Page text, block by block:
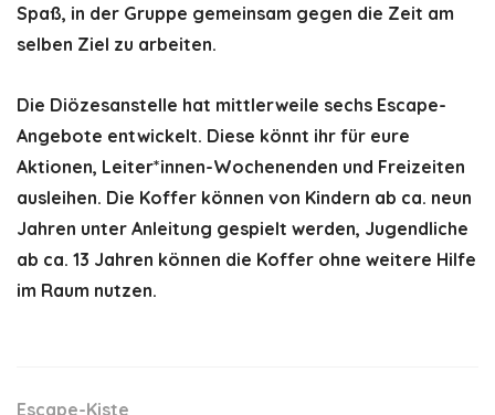
Spaß, in der Gruppe gemeinsam gegen die Zeit am
selben Ziel zu arbeiten.
Die Diözesanstelle hat mittlerweile sechs Escape-
Angebote entwickelt. Diese könnt ihr für eure
Aktionen, Leiter*innen-Wochenenden und Freizeiten
ausleihen. Die Koffer können von Kindern ab ca. neun
Jahren unter Anleitung gespielt werden, Jugendliche
ab ca. 13 Jahren können die Koffer ohne weitere Hilfe
im Raum nutzen.
Escape-Kiste